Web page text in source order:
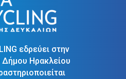
εδρεύει στην
Δήμου Ηρακλείου